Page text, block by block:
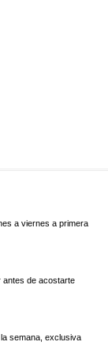
a viernes a primera
antes de acostarte
semana, exclusiva